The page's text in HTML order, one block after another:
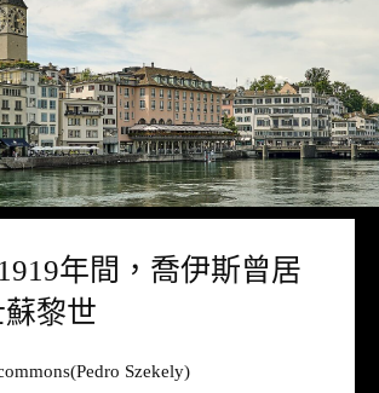
年間，喬伊斯曾居
黎世
(Pedro Szekely)